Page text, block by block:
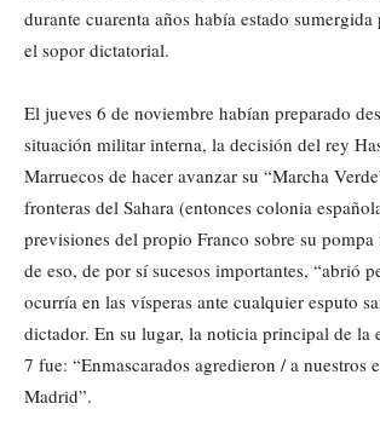
durante cuarenta años había estado sumergida
el sopor dictatorial.
El jueves 6 de noviembre habían preparado
situación militar interna, la decisión del rey
Marruecos de hacer avanzar su “Marcha
fronteras del Sahara (entonces colonia
previsiones del propio Franco sobre su pompa
de eso, de por sí sucesos importantes, “abrió
ocurría en las vísperas ante cualquier esputo
dictador. En su lugar, la noticia principal de la
7 fue: “Enmascarados agredieron / a nuestros
Madrid”.